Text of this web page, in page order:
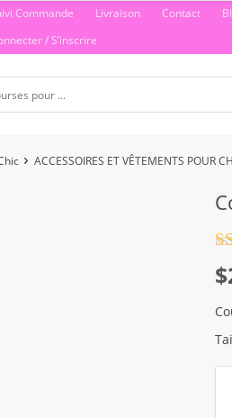
Commande Livraison Contact
/ S’inscrire
ACCESSOIRES ET VÊTEMENTS POUR
$